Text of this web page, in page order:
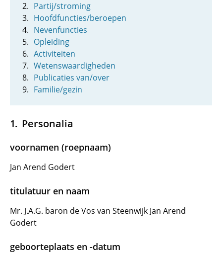
Partij/stroming
Hoofdfuncties/beroepen
Nevenfuncties
Opleiding
Activiteiten
Wetenswaardigheden
Publicaties van/over
Familie/gezin
Personalia
voornamen (roepnaam)
Jan Arend Godert
titulatuur en naam
Mr. J.A.G. baron de Vos van Steenwijk Jan Arend
Godert
geboorteplaats en -datum